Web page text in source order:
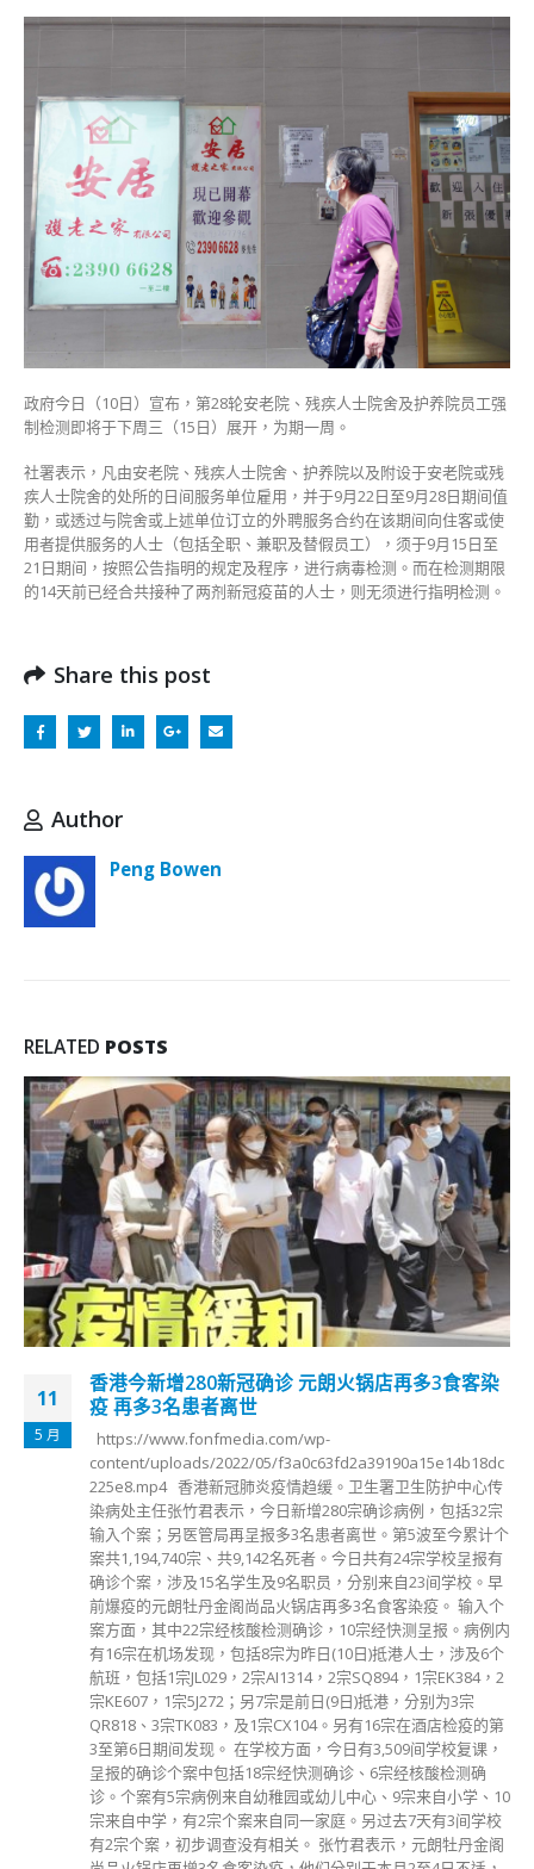
28
舍
下
周
三
开
日
前
完
成〉
中
政府今日（10日）宣布，第28轮安老院、残疾人士院舍及护养院员工强
制检测即将于下周三（15日）展开，为期一周。
社署表示，凡由安老院、残疾人士院舍、护养院以及附设于安老院或残
疾人士院舍的处所的日间服务单位雇用，并于9月22日至9月28日期间值
勤，或透过与院舍或上述单位订立的外聘服务合约在该期间向住客或使
用者提供服务的人士（包括全职、兼职及替假员工），须于9月15日至
21日期间，按照公告指明的规定及程序，进行病毒检测。而在检测期限
的14天前已经合共接种了两剂新冠疫苗的人士，则无须进行指明检测。
Share this post
Author
Peng Bowen
RELATED POSTS
店再多3食客染
署卫生防护中心传
诊病例，包括32宗
。第5波至今累计个
共有24宗学校呈报有
来自23间学校。早
食客染疫。 输入个
经快测呈报。病例内
)抵港人士，涉及6个
，1宗EK384，2
港，分别为3宗
16宗在酒店检疫的第
3,509间学校复课，
6宗经核酸检测确
、9宗来自小学、10
过去7天有3间学校
表示，元朗牡丹金阁
28
12 月
劳工处：修例禁违国安法者任工
提交立会
劳工处处长孙玉菡接受传媒访问时表示
益，不能打着职工会名义，做明显不属
登记局有权取消注册。 根据《职工会条
直接或间接用于任何政治目的；工会如
抵触的用途，职工会登记局局长有权取
工会登记早前亦因而被撤销。 对不得用
例如若以工会名义悼念南京大屠杀，会
示，应该以常理对待，如果关于爱国情
性，按常理也会关注，「职工会做的事
作，但一些常理会做的事，那就按常理
另外在《职工会条例》下，任何人被定
行，包括欺诈、身为三合会会员等，五
孙玉菡表示，为履行香港国安法规定，
会组织」的责任，会在附表一加入国安
修例草案交上立法会审议；暂时未决定
名，抑或会涵盖到所有由国安法指定法
日后修例后，涉国安法被定罪的人停任
应罪行严重程度，而随之增加？孙玉菡